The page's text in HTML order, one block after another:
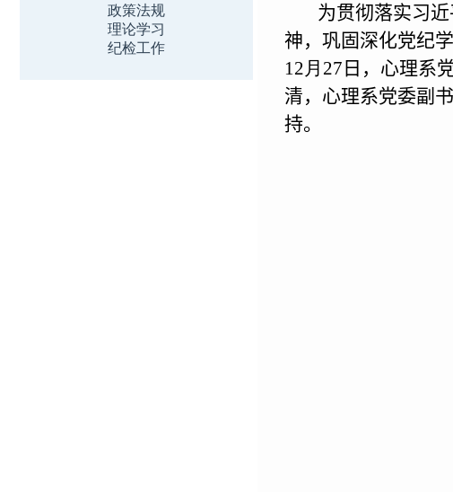
政策法规
理论学习
纪检工作
为贯彻落实习
神，巩固深化党纪
12月 27 日，心理系
清， 心理系党委副
持。